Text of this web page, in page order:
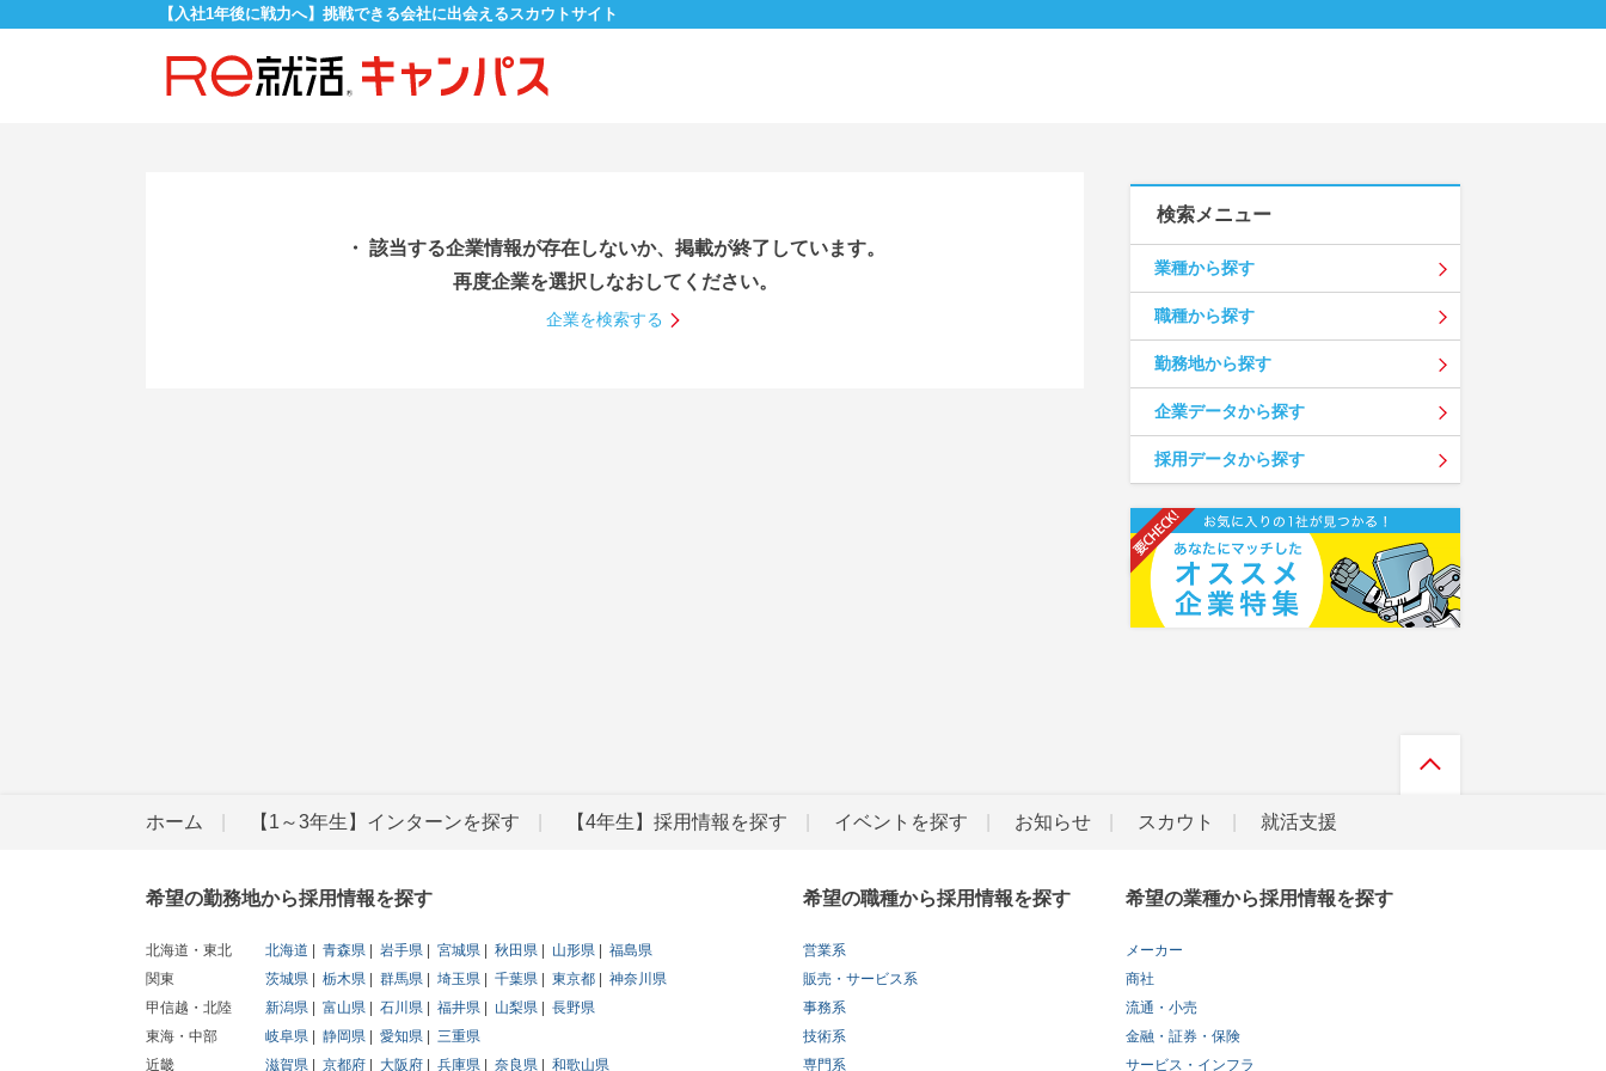
【入社1年後に戦力へ】挑戦できる会社に出会えるスカウトサイト
・ 該当する企業情報が存在しないか、掲載が終了しています。
再度企業を選択しなおしてください。
企業を検索する
検索メニュー
業種から探す
職種から探す
勤務地から探す
企業データから探す
採用データから探す
ホーム 【1～3年生】インターンを探す 【4年生】採用情報を探す イベントを探す お知らせ スカウト 就活支援
希望の勤務地から採用情報を探す
北海道・東北 北海道 青森県 岩手県 宮城県 秋田県 山形県
福島県
関東
茨城県 栃木県 群馬県 埼玉県 千葉県 東京都
神奈川県
甲信越・北陸
新潟県 富山県 石川県 福井県 山梨県
長野県
東海・中部
岐阜県 静岡県 愛知県
三重県
近畿
滋賀県 京都府 大阪府 兵庫県 奈良県 和歌山県
希望の職種から採用情報を探す
営業系
販売・サービス系
事務系
技術系
専門系
希望の業種から採用情報を探す
メーカー
商社
流通・小売
金融・証券・保険
サービス・インフラ